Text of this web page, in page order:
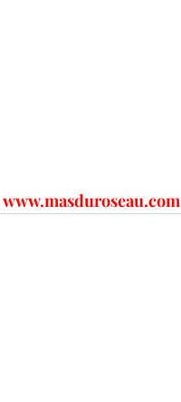
www.masduroseau.com